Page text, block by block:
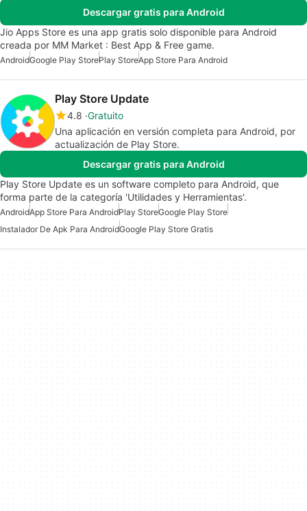
Descargar gratis para Android
Jio Apps Store es una app gratis solo disponible para Android
creada por MM Market : Best App & Free game.
AndroidGoogle Play StorePlay StoreApp Store Para Android
Play Store Update
4.8 Gratuito
Una aplicación en versión completa para Android, por
actualización de Play Store.
Descargar gratis para Android
Play Store Update es un software completo para Android, que
forma parte de la categoría 'Utilidades y Herramientas'.
AndroidApp Store Para AndroidPlay StoreGoogle Play Store
Instalador De Apk Para AndroidGoogle Play Store Gratis